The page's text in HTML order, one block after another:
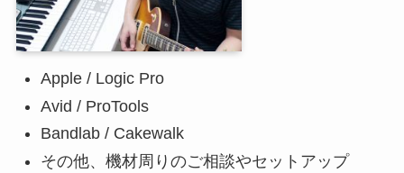
Apple / Logic Pro
Avid / ProTools
Bandlab / Cakewalk
その他、機材周りのご相談やセットアップ